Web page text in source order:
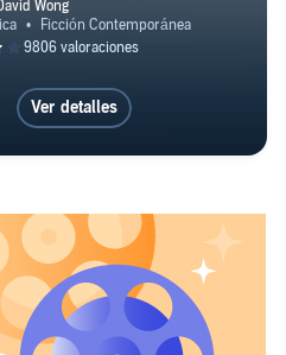
John Dies at the End
Ver detalles